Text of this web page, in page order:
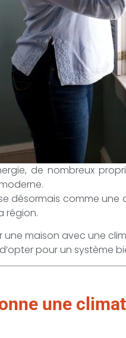
de nombreux
désormais comme
région.
maison avec une
pour un système
une